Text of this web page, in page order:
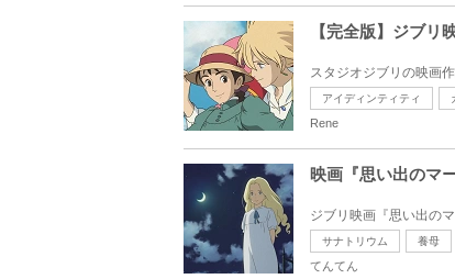
【完全版】ジブリ
スタジオジブリの映画
アイディンティティ
Rene
映画『思い出のマ
ジブリ映画『思い出の
サナトリウム 養母
てんてん